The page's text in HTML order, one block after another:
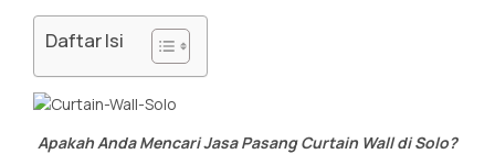
Daftar Isi
Apakah Anda Mencari Jasa Pasang Curtain Wall di Solo?